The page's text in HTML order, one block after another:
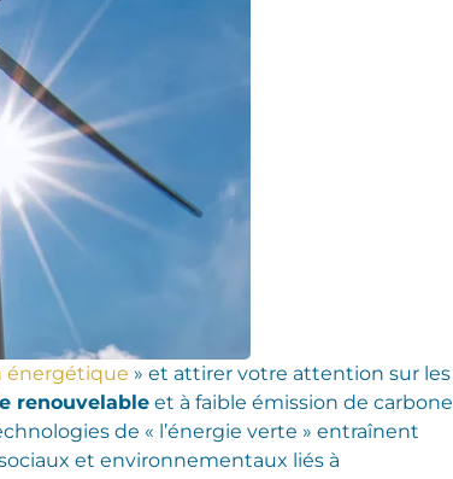
énergétique » et attirer votre attention sur les
renouvelable et à faible émission de carbone
de « l’énergie verte » entraînent
et environnementaux liés à